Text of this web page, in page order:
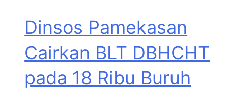
Dinsos Pamekasan
Cairkan BLT DBHCHT
pada 18 Ribu Buruh